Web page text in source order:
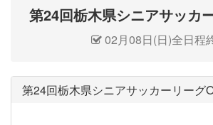
第24回栃木県シニアサッカ
02月08日(日)全日程
第24回栃木県シニアサッカーリーグ